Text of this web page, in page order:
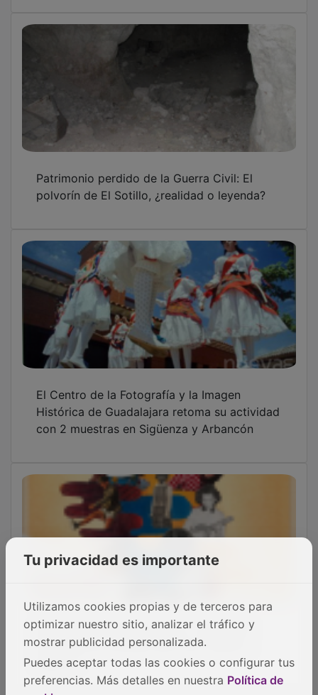
polvorín de El Sotillo, ¿realidad o leyenda?
Histórica de Guadalajara retoma su actividad
con 2 muestras en Sigüenza y Arbancón
Diputación ayudará a salvar ´recuerdos´
familiares en formato de 8 mm, 16mm y
Súper 8
Tu privacidad es importante
Utilizamos cookies propias y de terceros para
optimizar nuestro sitio, analizar el tráfico y
mostrar publicidad personalizada.
Puedes aceptar todas las cookies o configurar tus
preferencias. Más detalles en nuestra Política de